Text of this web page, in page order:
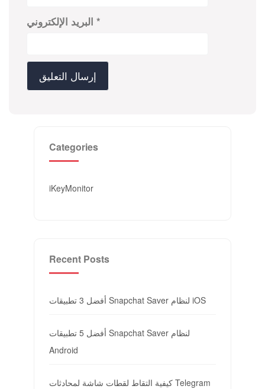
*
Categories
iKeyMonitor
Recent Posts
أفضل 3 تطبيقات Snapchat Saver لنظام iOS
أفضل 5 تطبيقات Snapchat Saver لنظام
Android
كيفية التقاط لقطات شاشة لمحادثات Telegram